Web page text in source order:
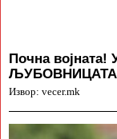
Почна
Извор: vecer.mk